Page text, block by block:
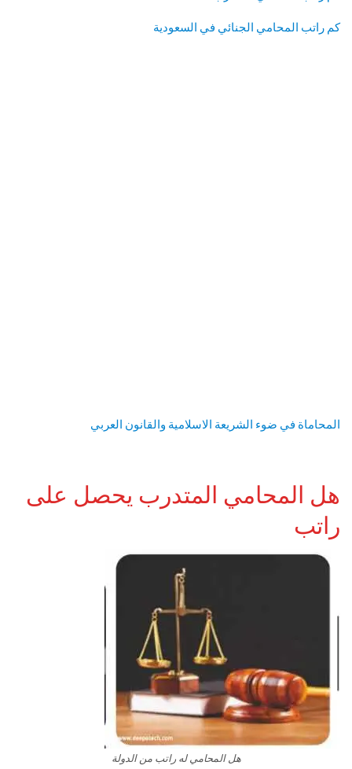
كم راتب المحامي الجنائي في السعودية
المحاماة في ضوء الشريعة الاسلامية والقانون العربي
هل المحامي المتدرب يحصل على
راتب
هل المحامي له راتب من الدولة